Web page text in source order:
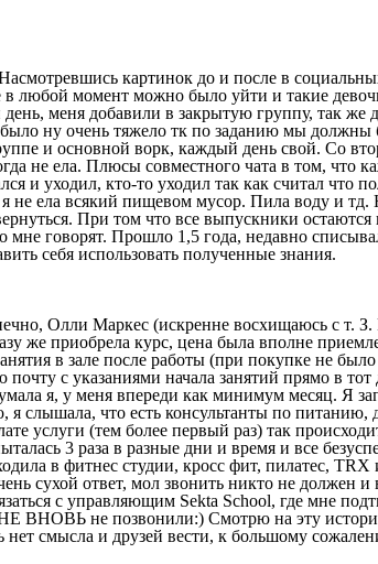
картинок до и после в
в любой момент можно было уйти и такие
меня добавили в закрытую группу, так же
ну очень тяжело тк по заданию мы должны
и основной ворк, каждый день свой. Со
не ела. Плюсы совместного чата в том, что
и уходил, кто-то уходил так как считал
не ела всякий пищевом мусор. Пила воду и
При том что все выпускники
говорят. Прошло 1,5 года, недавно
себя использовать полученные знания.
Олли Маркес (искренне восхищаюсь с т.
же приобрела курс, цена была вполне
в зале после работы (при покупке не
с указаниями начала занятий прямо в
я, у меня впереди как минимум месяц. Я
я слышала, что есть консультанты по
услуги (тем более первый раз) так
3 раза в разные дни и время и все
в фитнес студии, кросс фит, пилатес,
сухой ответ, мол звонить никто не должен и
с управляющим Sekta School, где мне
ВНОВЬ не позвонили:) Смотрю на эту
смысла и друзей вести, к большому